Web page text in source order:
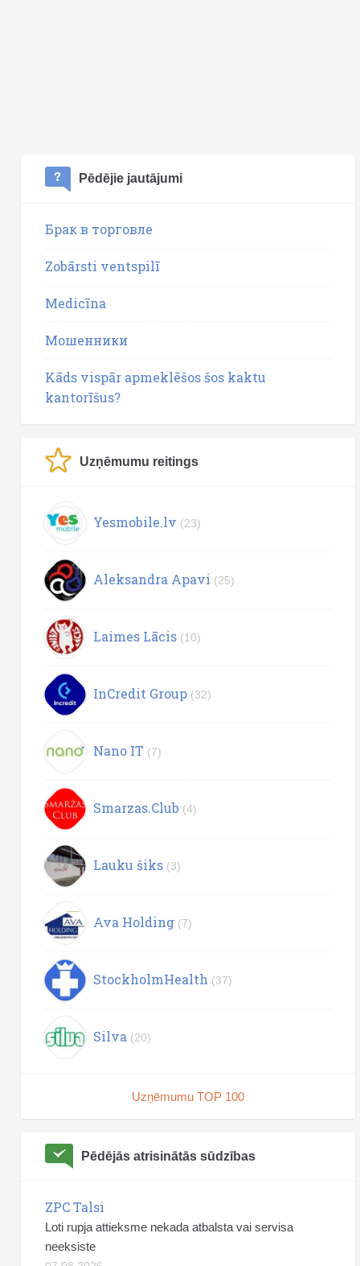
Pēdējie jautājumi
Брак в торговле
Zobārsti ventspilī
Medicīna
Мошенники
Kāds vispār apmeklēšos šos kaktu
kantorīšus?
Uzņēmumu reitings
Yesmobile.lv (23)
Aleksandra Apavi (25)
Laimes Lācis (10)
InCredit Group (32)
Nano IT (7)
Smarzas.Club (4)
Lauku šiks (3)
Ava Holding (7)
StockholmHealth (37)
Silva (20)
Uzņēmumu TOP 100
Pēdējās atrisinātās sūdzības
ZPC Talsi
Loti rupja attieksme nekada atbalsta vai servisa
neeksiste